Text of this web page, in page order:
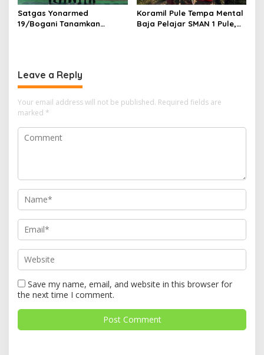
Satgas Yonarmed
19/Bogani Tanamkan
Koramil Pule Tempa Mental
Baja Pelajar SMAN 1 Pule,
Leave a Reply
Your email address will not be published. Required fields are
marked *
Save my name, email, and website in this browser for
the next time I comment.